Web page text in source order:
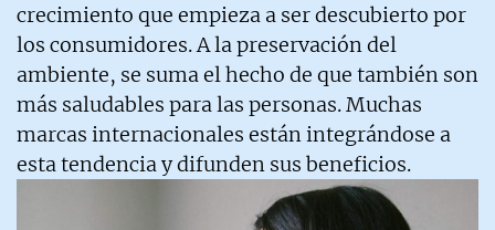
crecimiento que empieza a ser descubierto por
los consumidores. A la preservación del
ambiente, se suma el hecho de que también son
más saludables para las personas. Muchas
marcas internacionales están integrándose a
esta tendencia y difunden sus beneficios.